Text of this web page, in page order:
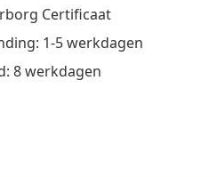
Certificaat
1-5 werkdagen
8 werkdagen